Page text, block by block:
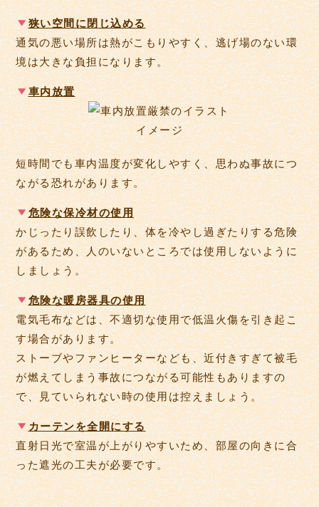
狭い空間に閉じ込める
通気の悪い場所は熱がこもりやすく、逃げ場のない環
境は大きな負担になります。
車内放置
短時間でも車内温度が変化しやすく、思わぬ事故につ
ながる恐れがあります。
危険な保冷材の使用
かじったり誤飲したり、体を冷やし過ぎたりする危険
があるため、人のいないところでは使用しないように
しましょう。
危険な暖房器具の使用
電気毛布などは、不適切な使用で低温火傷を引き起こ
す場合があります。
ストーブやファンヒーターなども、近付きすぎて被毛
が燃えてしまう事故につながる可能性もありますの
で、見ていられない時の使用は控えましょう。
カーテンを全開にする
直射日光で室温が上がりやすいため、部屋の向きに合
った遮光の工夫が必要です。